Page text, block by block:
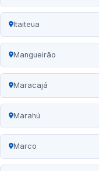
Itaiteua
Mangueirão
Maracajá
Marahú
Marco